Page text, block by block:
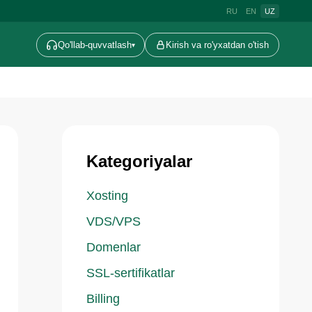
RU EN UZ
Qo'llab-quvvatlash▾ Kirish va ro'yxatdan o'tish
Kategoriyalar
Xosting
VDS/VPS
Domenlar
SSL-sertifikatlar
Billing